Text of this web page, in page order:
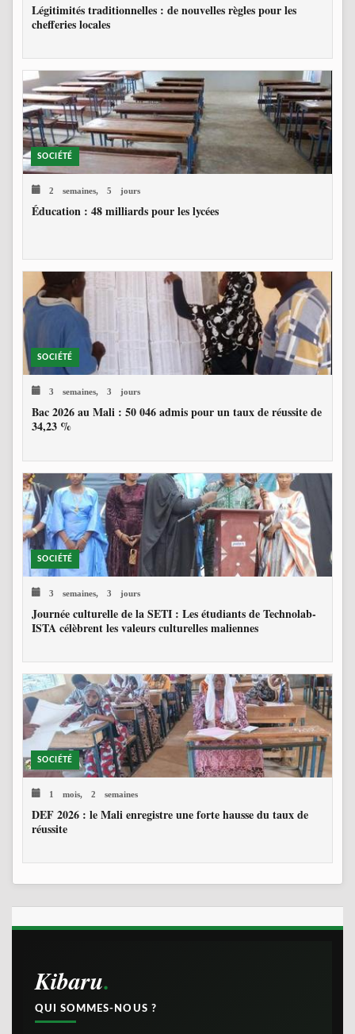
Légitimités traditionnelles : de nouvelles règles pour les
chefferies locales
SOCIÉTÉ
2 semaines, 5 jours
Éducation : 48 milliards pour les lycées
SOCIÉTÉ
3 semaines, 3 jours
Bac 2026 au Mali : 50 046 admis pour un taux de réussite de
34,23 %
SOCIÉTÉ
3 semaines, 3 jours
Journée culturelle de la SETI : Les étudiants de Technolab-
ISTA célèbrent les valeurs culturelles maliennes
SOCIÉTÉ
1 mois, 2 semaines
DEF 2026 : le Mali enregistre une forte hausse du taux de
réussite
Kibaru
QUI SOMMES-NOUS ?